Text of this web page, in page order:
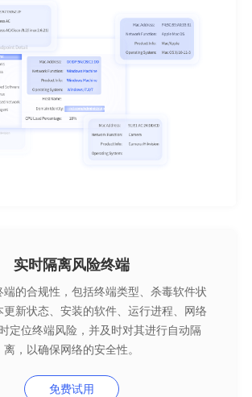
实时隔离风险终端
端的合规性，包括终端类型、杀毒软件状
更新状态、安装的软件、运行进程、网络
定位终端风险，并及时对其进行自动隔
离，以确保网络的安全性。
免费试用